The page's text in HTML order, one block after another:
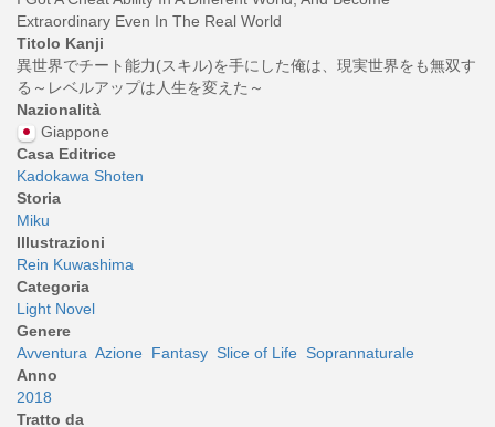
Extraordinary Even In The Real World
Titolo Kanji
異世界でチート能力(スキル)を手にした俺は、現実世界をも無双す
る～レベルアップは人生を変えた～
Nazionalità
Giappone
Casa Editrice
Kadokawa Shoten
Storia
Miku
Illustrazioni
Rein Kuwashima
Categoria
Light Novel
Genere
Avventura Azione Fantasy Slice of Life Soprannaturale
Anno
2018
Tratto da